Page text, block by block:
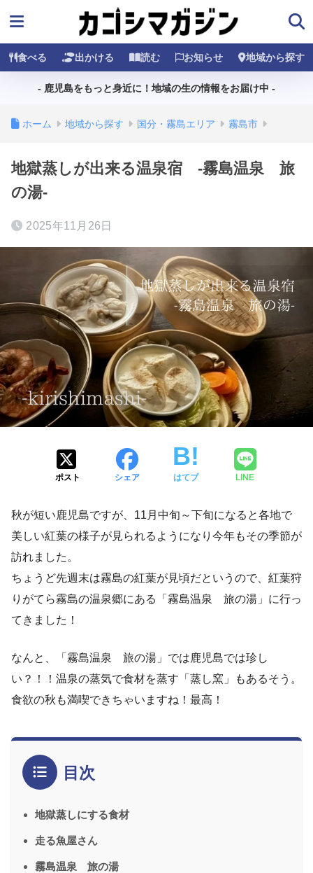
食べる 出かける 読む お知らせ 地域から探す
- 鹿児島をもっと身近に！地域の生の情報をお届け中 -
ホーム 地域から探す 国分・霧島エリア 霧島市
地獄蒸しが出来る温泉宿 -霧島温泉 旅
の湯-
2025年11月26日
ポスト シェア はてブ LINE
秋が短い鹿児島ですが、11月中旬～下旬になると各地で
美しい紅葉の様子が見られるようになり今年もその季節が
訪れました。
ちょうど先週末は霧島の紅葉が見頃だというので、紅葉狩
りがてら霧島の温泉郷にある「霧島温泉 旅の湯」に行っ
てきました！
なんと、「霧島温泉 旅の湯」では鹿児島では珍し
い？！！温泉の蒸気で食材を蒸す「蒸し窯」もあるそう。
食欲の秋も満喫できちゃいますね！最高！
目次
地獄蒸しにする食材
走る魚屋さん
霧島温泉 旅の湯